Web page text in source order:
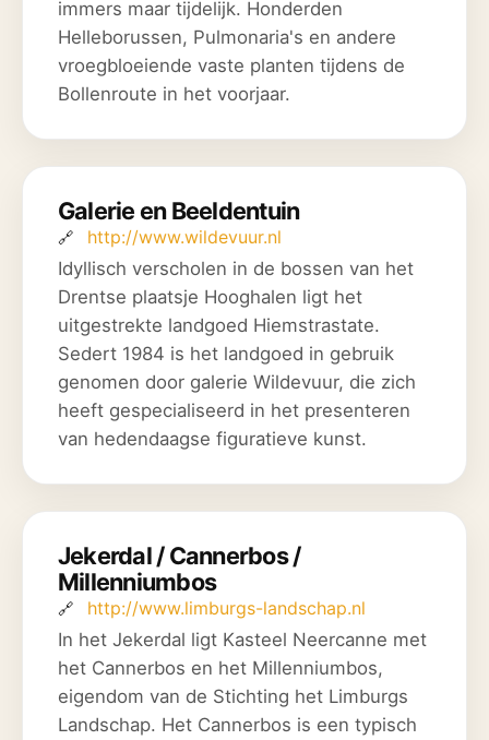
immers maar tijdelijk. Honderden
Helleborussen, Pulmonaria's en andere
vroegbloeiende vaste planten tijdens de
Bollenroute in het voorjaar.
Galerie en Beeldentuin
http://www.wildevuur.nl
Idyllisch verscholen in de bossen van het
Drentse plaatsje Hooghalen ligt het
uitgestrekte landgoed Hiemstrastate.
Sedert 1984 is het landgoed in gebruik
genomen door galerie Wildevuur, die zich
heeft gespecialiseerd in het presenteren
van hedendaagse figuratieve kunst.
Jekerdal / Cannerbos /
Millenniumbos
http://www.limburgs-landschap.nl
In het Jekerdal ligt Kasteel Neercanne met
het Cannerbos en het Millenniumbos,
eigendom van de Stichting het Limburgs
Landschap. Het Cannerbos is een typisch